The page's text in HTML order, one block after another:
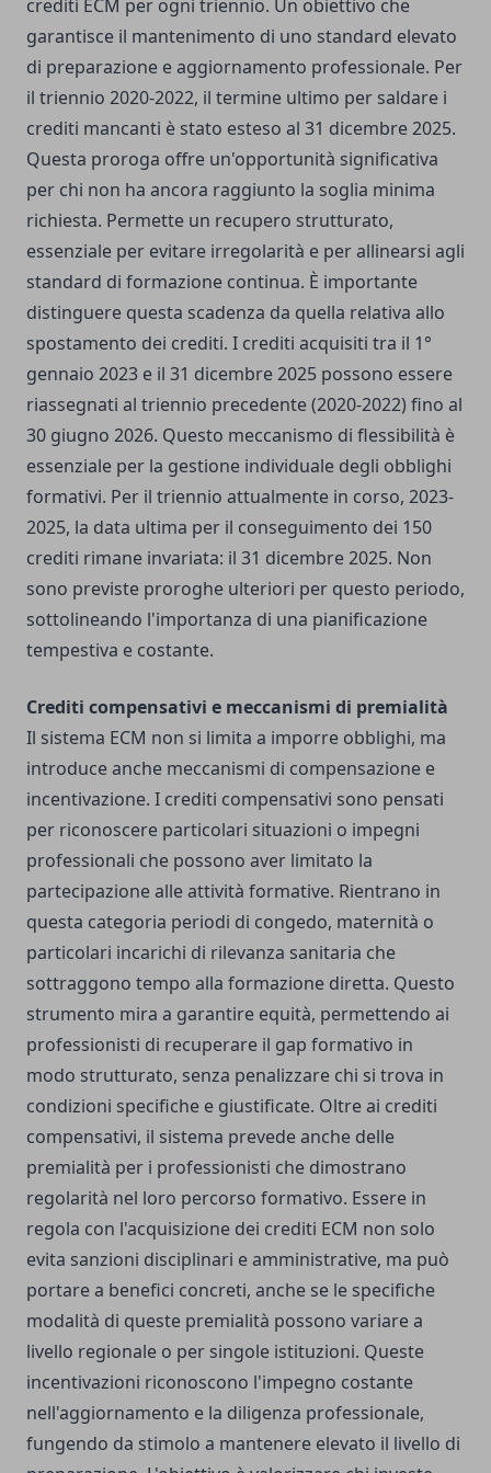
crediti ECM per ogni triennio. Un obiettivo che
garantisce il mantenimento di uno standard elevato
di preparazione e aggiornamento professionale. Per
il triennio 2020-2022, il termine ultimo per saldare i
crediti mancanti è stato esteso al 31 dicembre 2025.
Questa proroga offre un'opportunità significativa
per chi non ha ancora raggiunto la soglia minima
richiesta. Permette un recupero strutturato,
essenziale per evitare irregolarità e per allinearsi agli
standard di formazione continua. È importante
distinguere questa scadenza da quella relativa allo
spostamento dei crediti. I crediti acquisiti tra il 1°
gennaio 2023 e il 31 dicembre 2025 possono essere
riassegnati al triennio precedente (2020-2022) fino al
30 giugno 2026. Questo meccanismo di flessibilità è
essenziale per la gestione individuale degli obblighi
formativi. Per il triennio attualmente in corso, 2023-
2025, la data ultima per il conseguimento dei 150
crediti rimane invariata: il 31 dicembre 2025. Non
sono previste proroghe ulteriori per questo periodo,
sottolineando l'importanza di una pianificazione
tempestiva e costante.
Crediti compensativi e meccanismi di premialità
Il sistema ECM non si limita a imporre obblighi, ma
introduce anche meccanismi di compensazione e
incentivazione. I crediti compensativi sono pensati
per riconoscere particolari situazioni o impegni
professionali che possono aver limitato la
partecipazione alle attività formative. Rientrano in
questa categoria periodi di congedo, maternità o
particolari incarichi di rilevanza sanitaria che
sottraggono tempo alla formazione diretta. Questo
strumento mira a garantire equità, permettendo ai
professionisti di recuperare il gap formativo in
modo strutturato, senza penalizzare chi si trova in
condizioni specifiche e giustificate. Oltre ai crediti
compensativi, il sistema prevede anche delle
premialità per i professionisti che dimostrano
regolarità nel loro percorso formativo. Essere in
regola con l'acquisizione dei crediti ECM non solo
evita sanzioni disciplinari e amministrative, ma può
portare a benefici concreti, anche se le specifiche
modalità di queste premialità possono variare a
livello regionale o per singole istituzioni. Queste
incentivazioni riconoscono l'impegno costante
nell'aggiornamento e la diligenza professionale,
fungendo da stimolo a mantenere elevato il livello di